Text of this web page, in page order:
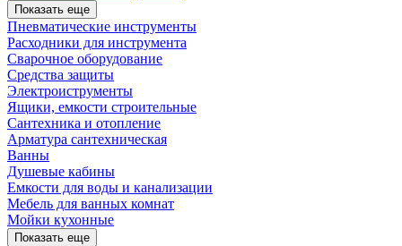
Показать еще
Пневматические инструменты
Расходники для инструмента
Сварочное оборудование
Средства защиты
Электроиструменты
Ящики, емкости строительные
Сантехника и отопление
Арматура сантехническая
Ванны
Душевые кабины
Емкости для воды и канализации
Мебель для ванных комнат
Мойки кухонные
Показать еще